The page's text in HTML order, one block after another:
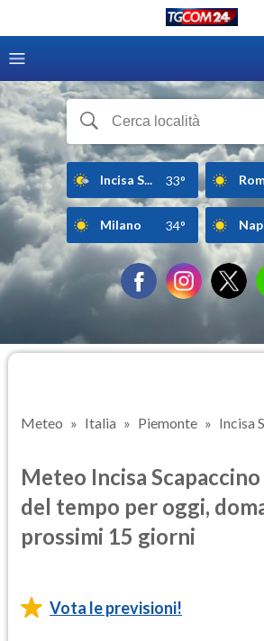
Incisa S... 33°
Milano 34°
Meteo Italia Piemonte Incisa
Meteo Incisa
del tempo per oggi,
prossimi 15 giorni
Vota le previsioni!